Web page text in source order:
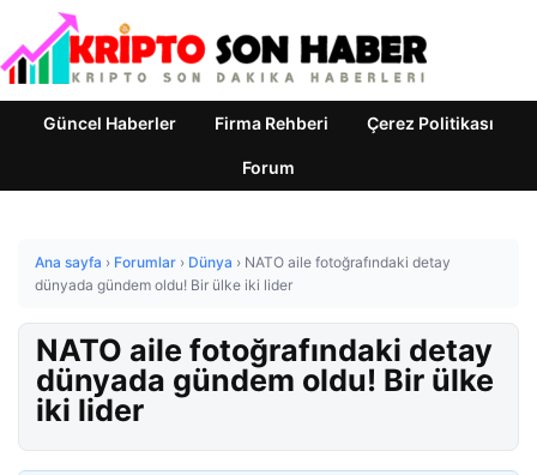
Güncel Haberler Firma Rehberi Çerez Politikası
Forum
Ana sayfa › Forumlar › Dünya › NATO aile fotoğrafındaki detay
dünyada gündem oldu! Bir ülke iki lider
NATO aile fotoğrafındaki detay
dünyada gündem oldu! Bir ülke
iki lider